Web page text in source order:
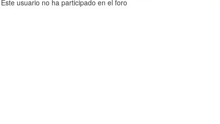
Este usuario no ha participado en el foro